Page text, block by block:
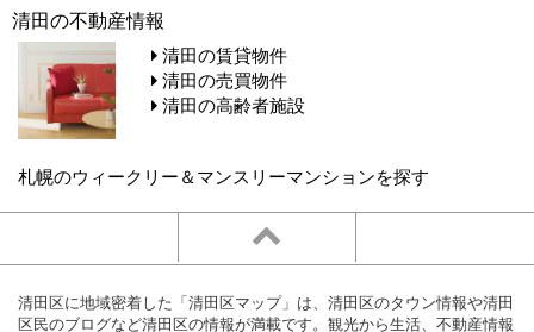
清田の不動産情報
清田の賃貸物件
清田の売買物件
清田の高齢者施設
札幌のウィークリー＆マンスリーマンションを探す
清田区に地域密着した「清田区マップ」は、清田区のタウン情報や清田
区民のブログなど清田区の情報が満載です。観光から生活、不動産情報